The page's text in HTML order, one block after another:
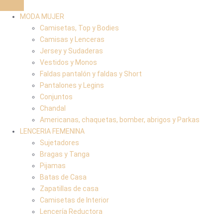
MODA MUJER
Camisetas, Top y Bodies
Camisas y Lenceras
Jersey y Sudaderas
Vestidos y Monos
Faldas pantalón y faldas y Short
Pantalones y Legins
Conjuntos
Chandal
Americanas, chaquetas, bomber, abrigos y Parkas
LENCERIA FEMENINA
Sujetadores
Bragas y Tanga
Pijamas
Batas de Casa
Zapatillas de casa
Camisetas de Interior
Lencería Reductora